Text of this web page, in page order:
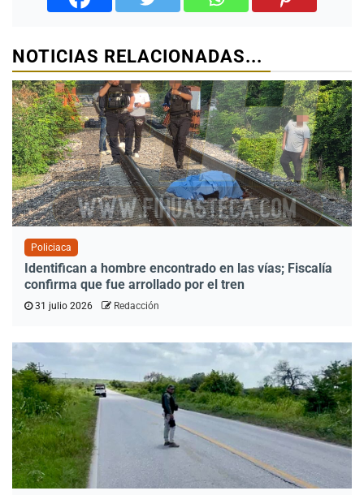
NOTICIAS RELACIONADAS...
Policiaca
Identifican a hombre encontrado en las vías; Fiscalía
confirma que fue arrollado por el tren
31 julio 2026 Redacción